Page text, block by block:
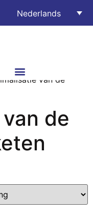
Nederlands
van de
de